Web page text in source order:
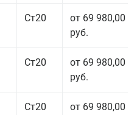
Ст20
от 69 980,00
руб.
Ст20
от 69 980,00
руб.
Ст20
от 69 980,00